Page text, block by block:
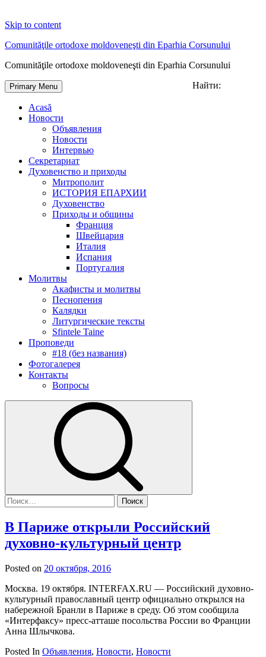
Skip to content
Comunităţile ortodoxe moldoveneşti din Eparhia Corsunului
Comunităţile ortodoxe moldoveneşti din Eparhia Corsunului
Primary Menu
Acasă
Новости
Объявления
Новости
Интервью
Секретариат
Духовенство и приходы
Митрополит
ИСТОРИЯ ЕПАРХИИ
Духовенство
Приходы и общины
Франция
Швейцария
Италия
Испания
Португалия
Молитвы
Акафисты и молитвы
Песнопения
Калядки
Литургические тексты
Sfintele Taine
Проповеди
#18 (без названия)
Фотогалерея
Контакты
Вопросы
Найти:
В Париже открыли Российский
духовно-культурный центр
Posted on 20 октября, 2016
Москва. 19 октября. INTERFAX.RU — Российский духовно-
культурный православный центр официально открылся на
набережной Бранли в Париже в среду. Об этом сообщила
«Интерфаксу» пресс-атташе посольства России во Франции
Анна Шлычкова.
Posted In Объявления, Новости, Новости